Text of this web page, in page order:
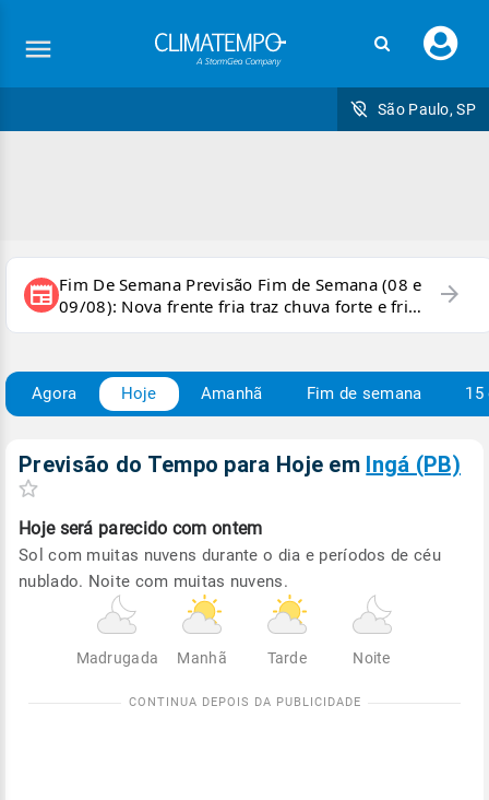
seu
São Paulo, SP
newspaper Fim De Semana Previsão Fim de Semana (08 e
09/08): Nova frente fria traz chuva forte e frio
para áreas do país
arrow_forward
Agora Hoje Amanhã Fim de semana 15
Previsão do Tempo para Hoje em Ingá (PB)
Hoje será parecido com ontem
Sol com muitas nuvens durante o dia e períodos de céu
nublado. Noite com muitas nuvens.
Madrugada Manhã Tarde Noite